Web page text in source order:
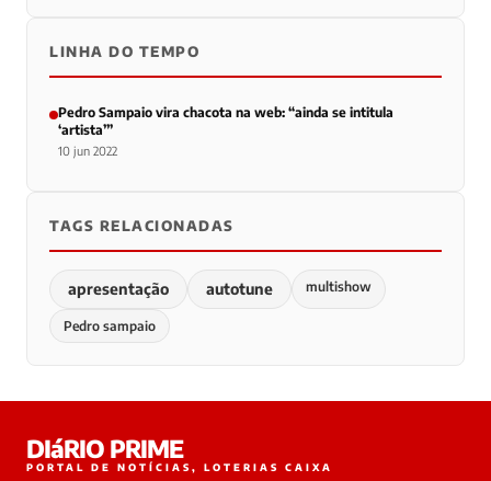
LINHA DO TEMPO
Pedro Sampaio vira chacota na web: “ainda se intitula
‘artista’”
10 jun 2022
TAGS RELACIONADAS
apresentação autotune multishow
Pedro sampaio
DIáRIO PRIME
PORTAL DE NOTÍCIAS, LOTERIAS CAIXA